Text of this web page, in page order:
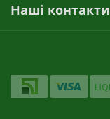
Наші контакти